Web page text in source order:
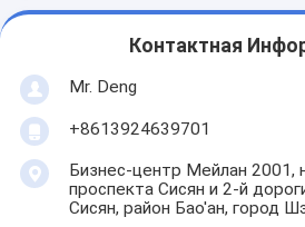
Контактная
Mr. Deng
+8613924639701
Бизнес-центр Мейлан 2001,
проспекта Сисян и 2-й
Сисян, район Бао'ан, город